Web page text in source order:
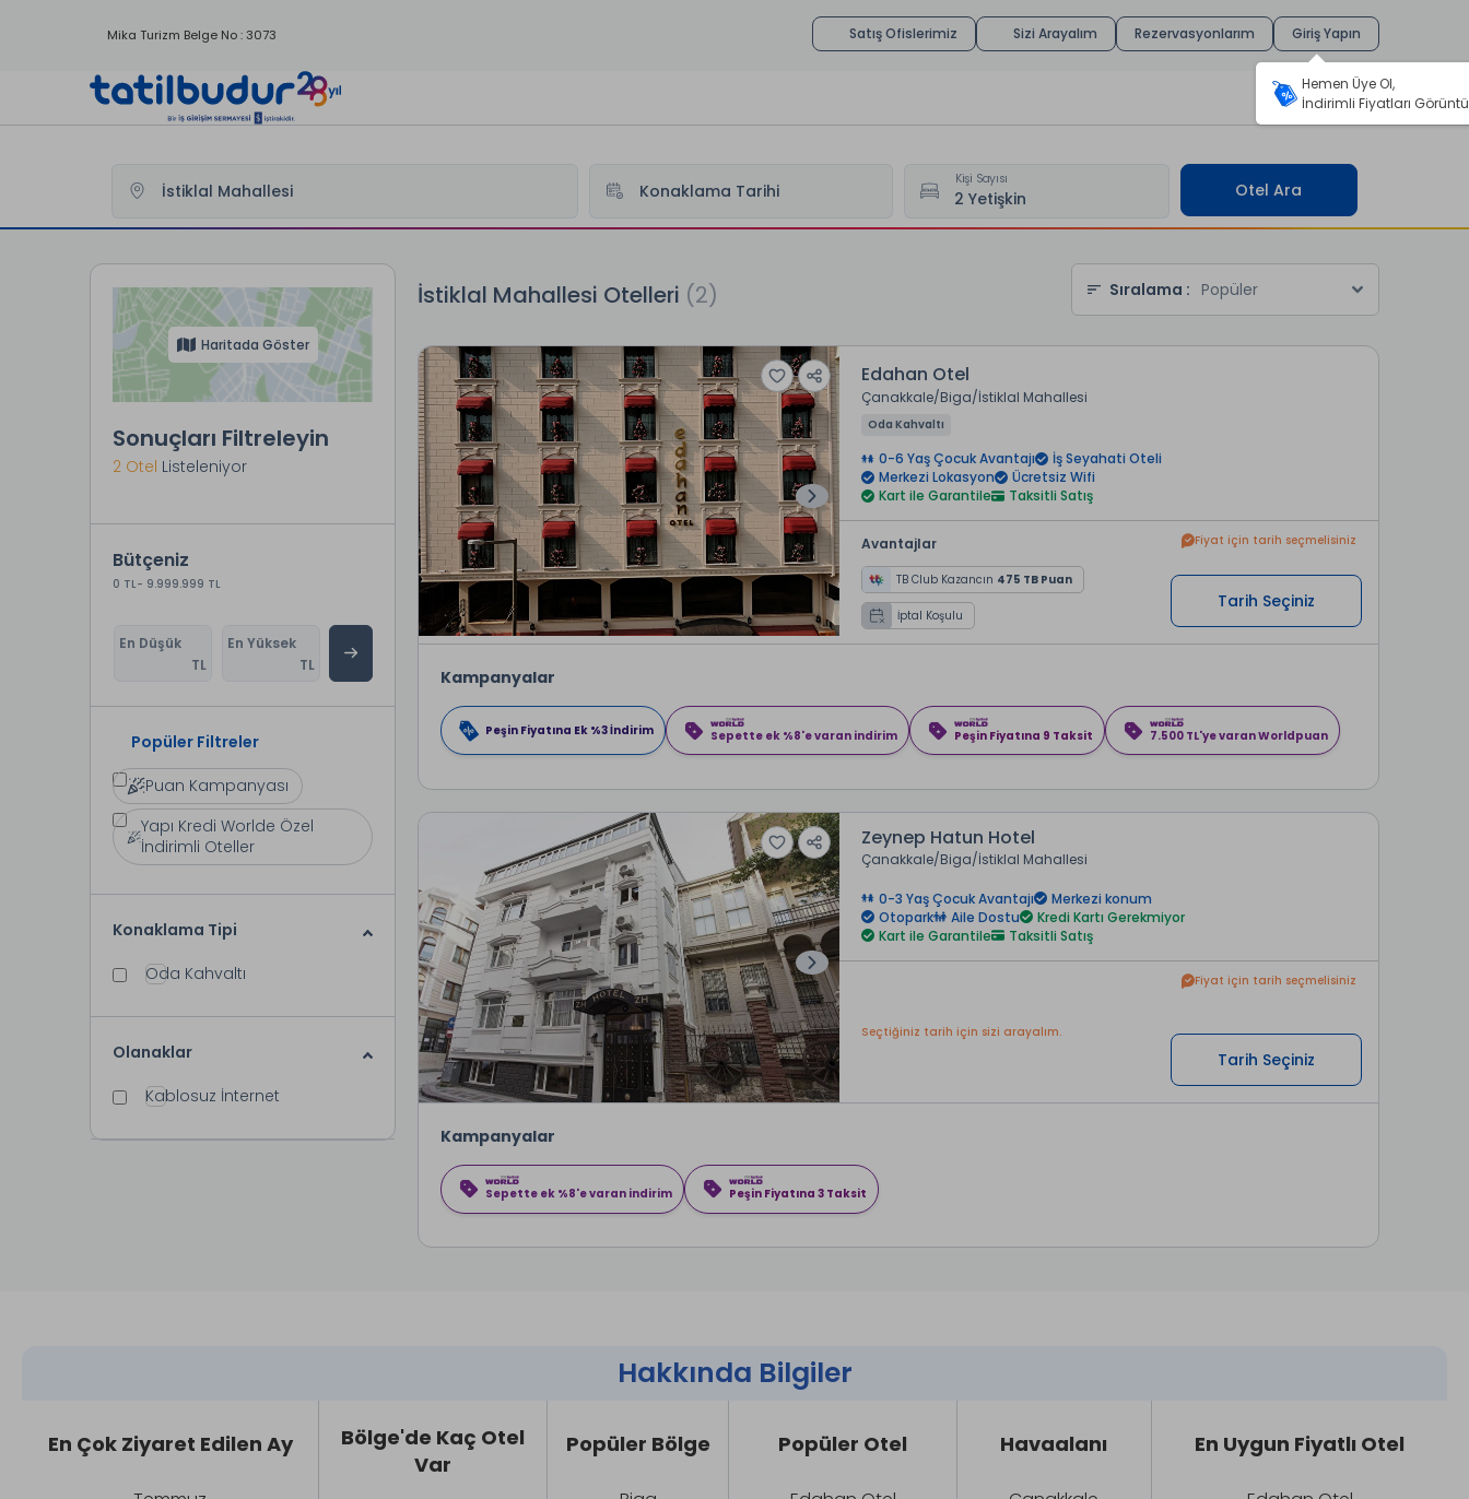
Mika Turizm Belge No : 3073 Satış Ofislerimiz Sizi Arayalım Rezervasyonlarım Giriş Yapın
Konaklama Tarihi
Kişi Sayısı
Otel Ara
Haritada Göster
Sonuçları Filtreleyin
2 Otel Listeleniyor
Bütçeniz
0 TL- 9.999.999 TL
En Düşük
TL
En Yüksek
TL
Popüler Filtreler
Puan Kampanyası
Yapı Kredi Worlde Özel
İndirimli Oteller
Konaklama Tipi
Oda Kahvaltı
Olanaklar
Kablosuz İnternet
Sıralama : Popüler
İstiklal Mahallesi Otelleri (2)
Edahan Otel
Çanakkale Biga İstiklal Mahallesi
Oda Kahvaltı
0-6 Yaş Çocuk Avantajı
İş Seyahati Oteli
Merkezi Lokasyon
Ücretsiz Wifi
Kart ile Garantile
Taksitli Satış
Avantajlar
TB Club Kazancın 475 TB Puan
İptal Koşulu
Fiyat için tarih seçmelisiniz
Tarih Seçiniz
Kampanyalar
Peşin Fiyatına Ek %3 İndirim Sepette ek %8'e varan indirim Peşin Fiyatına 9 Taksit 7.500 TL'ye varan Worldpuan
Zeynep Hatun Hotel
Çanakkale Biga İstiklal Mahallesi
0-3 Yaş Çocuk Avantajı
Merkezi konum
Otopark
Aile Dostu
Kredi Kartı Gerekmiyor
Kart ile Garantile
Taksitli Satış
Seçtiğiniz tarih için sizi arayalım.
Fiyat için tarih seçmelisiniz
Tarih Seçiniz
Kampanyalar
Sepette ek %8'e varan indirim Peşin Fiyatına 3 Taksit
Hakkında Bilgiler
En Çok Ziyaret Edilen Ay
Bölge'de Kaç Otel
Var
Popüler Bölge Popüler Otel Havaalanı En Uygun Fiyatlı Otel
Hemen Üye Ol,
İndirimli Fiyatları